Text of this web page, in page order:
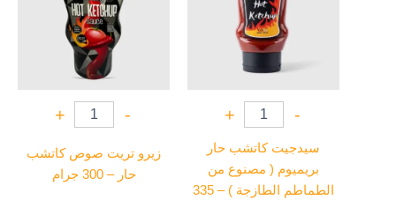
-
+
سيدجيت كاتشب حار
بريميوم ( مصنوع من
الطماطم الطازجة ) – 335
-
+
زيرو تريت صوص كاتشب
حار – 300 جرام